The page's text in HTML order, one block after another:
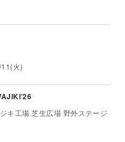
火)
キ工場 芝生広場 野外ステージ